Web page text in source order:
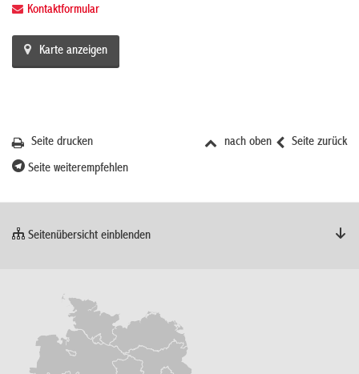
Kontaktformular
Karte anzeigen
Seite zurück
nach oben
Seite drucken
Seite weiterempfehlen
Seitenübersicht einblenden